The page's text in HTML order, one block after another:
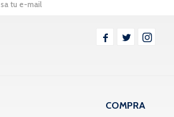
COMPRA
  